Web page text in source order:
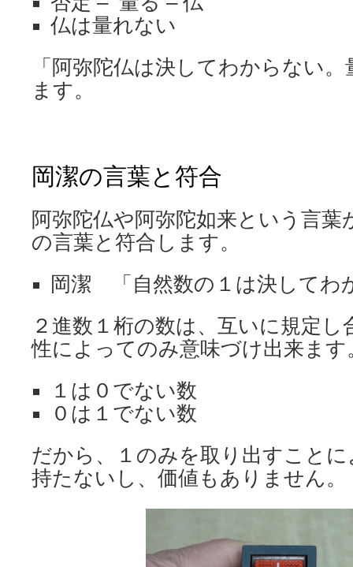
仏は量れない
「阿弥陀仏は決してわからない
ます。
岡潔の言葉と符合
阿弥陀仏や阿弥陀如来という言葉
の言葉と符合します。
岡潔 「自然数の１は決してわ
２進数１桁の数は、互いに規定
性によってのみ意味づけ出来ます
１は０でない数
０は１でない数
だから、１のみを取り出すこと
持たないし、価値もありません。